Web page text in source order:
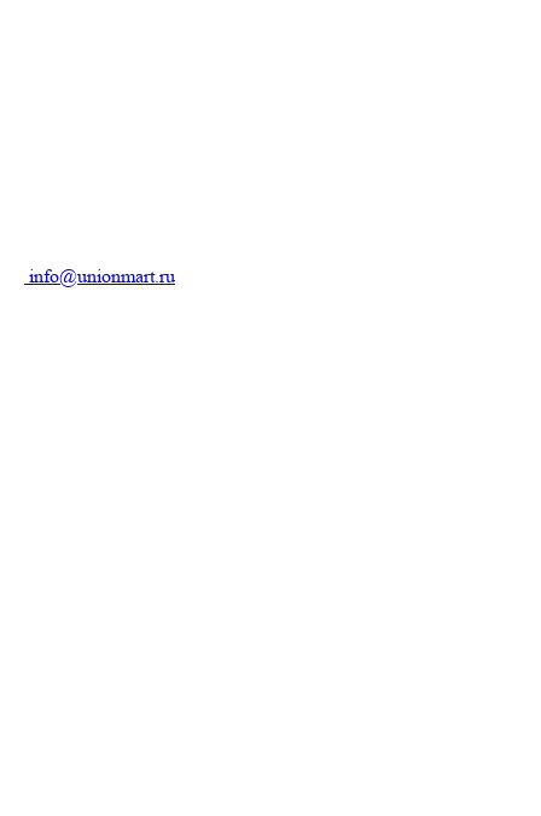
info@unionmart.ru